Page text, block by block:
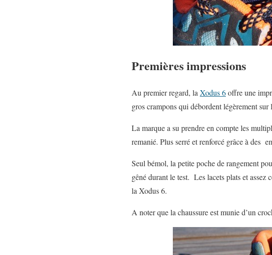
Premières impressions
Au premier regard, la Xodus 6offre une
gros crampons qui débordent légèrement
La marque a su prendre en compte les
remanié. Plus serré et renforcé grâce à des
Seul bémol, la petite poche de rangement
gêné durant le test. Les lacets plats et assez
la Xodus 6.
A noter que la chaussure est munie d’un